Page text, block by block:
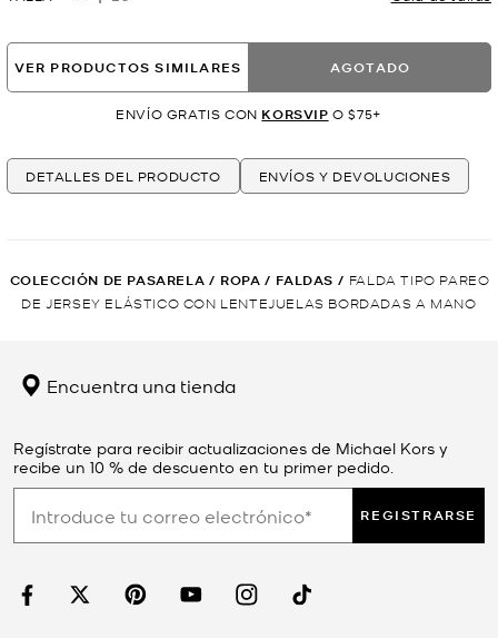
VER PRODUCTOS SIMILARES AGOTADO
ENVÍO GRATIS CON KORSVIP O $75+
DETALLES DEL PRODUCTO ENVÍOS Y DEVOLUCIONES
COLECCIÓN DE PASARELA / ROPA / FALDAS / FALDA TIPO PAREO
DE JERSEY ELÁSTICO CON LENTEJUELAS BORDADAS A MANO
Encuentra una tienda
Regístrate para recibir actualizaciones de Michael Kors y
recibe un 10 % de descuento en tu primer pedido.
REGISTRARSE